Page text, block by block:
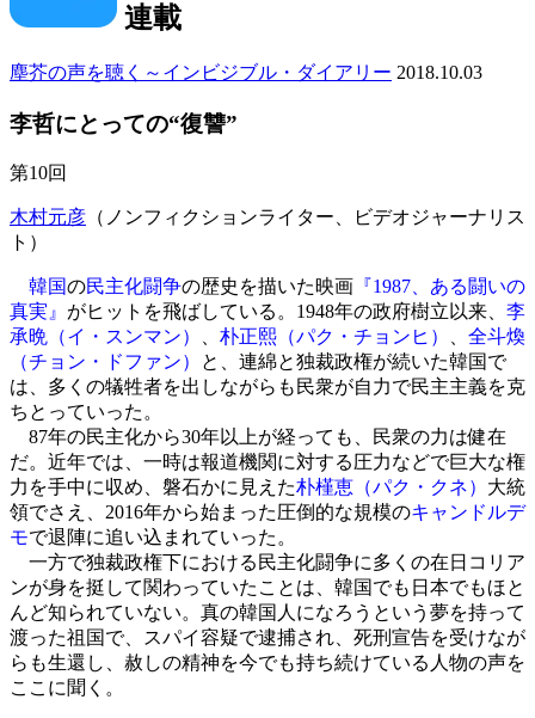
連載
塵芥の声を聴く～インビジブル・ダイアリー 2018.10.03
李哲にとっての“復讐”
第10回
木村元彦 （ノンフィクションライター、ビデオジャーナリス
ト）
韓国の民主化闘争の歴史を描いた映画 『1987、ある闘いの
真実』 がヒットを飛ばしている。1948年の政府樹立以来、 李
承晩（イ・スンマン）
朴正熙（パク・チョンヒ）
全斗煥
（チョン・ドファン）
と、連綿と独裁政権が続いた韓国で
は、多くの犠牲者を出しながらも民衆が自力で民主主義を克
ちとっていった。
87年の民主化から30年以上が経っても、民衆の力は健在
だ。近年では、一時は報道機関に対する圧力などで巨大な権
力を手中に収め、磐石かに見えた朴槿恵（パク・クネ） 大統
領でさえ、2016年から始まった圧倒的な規模のキャンドルデ
モで退陣に追い込まれていった。
一方で独裁政権下における民主化闘争に多くの在日コリア
ンが身を挺して関わっていたことは、韓国でも日本でもほと
んど知られていない。真の韓国人になろうという夢を持って
渡った祖国で、スパイ容疑で逮捕され、死刑宣告を受けなが
らも生還し、赦しの精神を今でも持ち続けている人物の声を
ここに聞く。